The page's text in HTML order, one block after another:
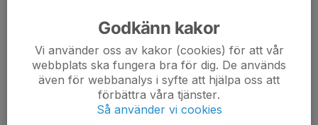
tyckt att det har varit lika...
Ingen Lilla Skinnarcup
0 kommentarer
Godkänn kakor
Vi använder oss av kakor (cookies) för att vår
webbplats ska fungera bra för dig. De används
även för webbanalys i syfte att hjälpa oss att
förbättra våra tjänster.
Så använder vi cookies